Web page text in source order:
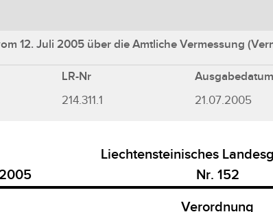
12. Juli 2005 über die Amtliche Vermessung
LR-Nr Ausgabedatum
214.311.1 21.07.2005